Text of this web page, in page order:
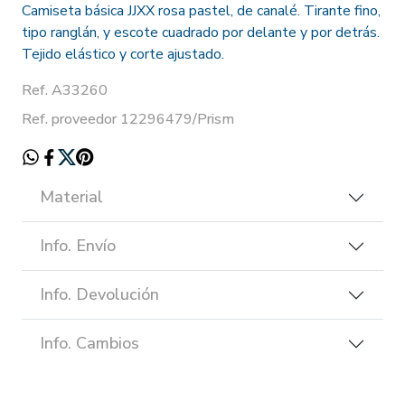
Camiseta básica JJXX rosa pastel, de canalé. Tirante fino,
tipo ranglán, y escote cuadrado por delante y por detrás.
Tejido elástico y corte ajustado.
Ref. A33260
Ref. proveedor 12296479/Prism
Material
Info. Envío
Info. Devolución
Info. Cambios